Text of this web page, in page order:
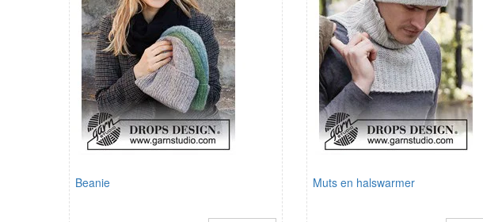
Beanie Muts en halswarmer